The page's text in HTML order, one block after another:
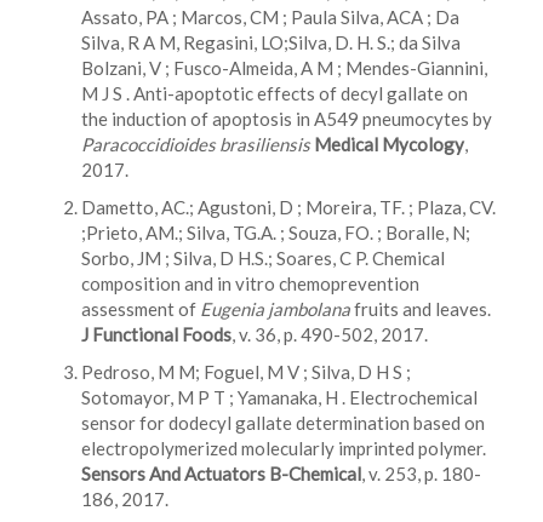
Assato, PA ; Marcos, CM ; Paula Silva, ACA ; Da
Silva, R A M, Regasini, LO;Silva, D. H. S.; da Silva
Bolzani, V ; Fusco-Almeida, A M ; Mendes-Giannini,
M J S . Anti-apoptotic effects of decyl gallate on
the induction of apoptosis in A549 pneumocytes by
Paracoccidioides brasiliensis Medical Mycology,
2017.
Dametto, AC.; Agustoni, D ; Moreira, TF. ; Plaza, CV.
;Prieto, AM.; Silva, TG.A. ; Souza, FO. ; Boralle, N;
Sorbo, JM ; Silva, D H.S.; Soares, C P. Chemical
composition and in vitro chemoprevention
assessment of Eugenia jambolanafruits and leaves.
J Functional Foods, v. 36, p. 490-502, 2017.
Pedroso, M M; Foguel, M V ; Silva, D H S ;
Sotomayor, M P T ; Yamanaka, H . Electrochemical
sensor for dodecyl gallate determination based on
electropolymerized molecularly imprinted polymer.
Sensors And Actuators B-Chemical, v. 253, p. 180-
186, 2017.